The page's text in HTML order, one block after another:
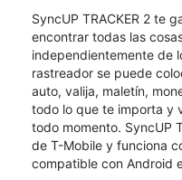
SyncUP TRACKER 2 te
encontrar todas las
independientemente de
rastreador se puede
auto, valija, maletín,
todo lo que te importa y
todo momento. SyncUP
de T-Mobile y funciona
compatible con Android